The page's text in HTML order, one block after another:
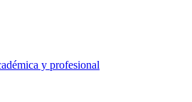
y profesional